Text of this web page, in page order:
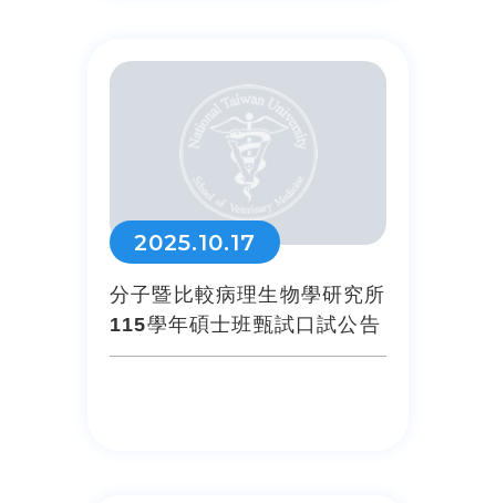
2025.10.17
分子暨比較病理生物學研究所
115學年碩士班甄試口試公告